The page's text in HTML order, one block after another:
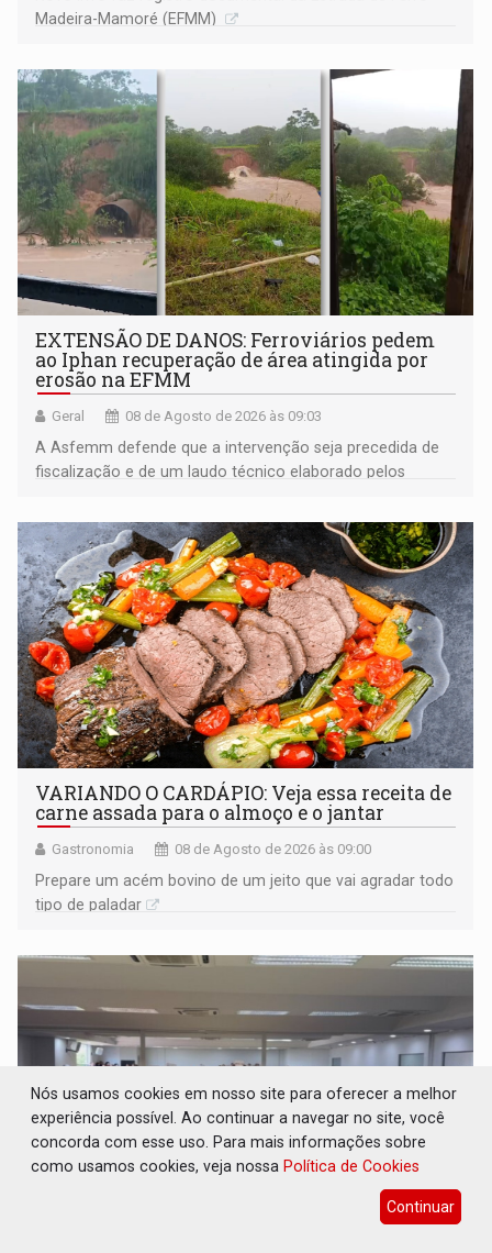
Madeira-Mamoré (EFMM)
EXTENSÃO DE DANOS: Ferroviários pedem
ao Iphan recuperação de área atingida por
erosão na EFMM
Geral 08 de Agosto de 2026 às 09:03
A Asfemm defende que a intervenção seja precedida de
fiscalização e de um laudo técnico elaborado pelos
VARIANDO O CARDÁPIO: Veja essa receita de
carne assada para o almoço e o jantar
Gastronomia 08 de Agosto de 2026 às 09:00
Prepare um acém bovino de um jeito que vai agradar todo
tipo de paladar
PREJUÍZO AOS ESTUDANTES: Greve dos
Nós usamos cookies em nosso site para oferecer a melhor
experiência possível. Ao continuar a navegar no site, você
concorda com esse uso. Para mais informações sobre
como usamos cookies, veja nossa Política de Cookies
Continuar